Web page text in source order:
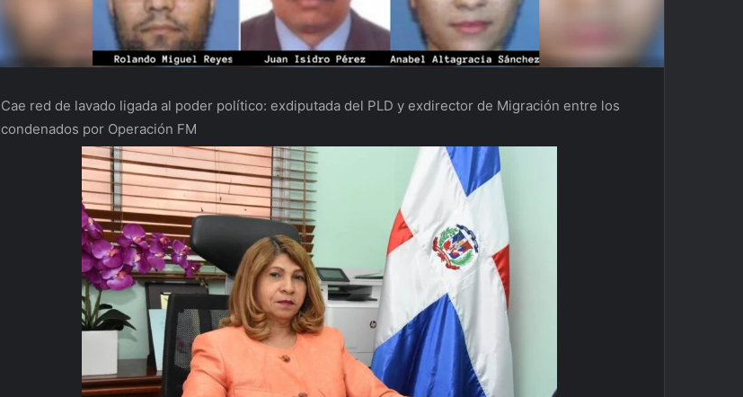
Cae red de lavado ligada al poder político: exdiputada del PLD y exdirector de Migración entre los
condenados por Operación FM